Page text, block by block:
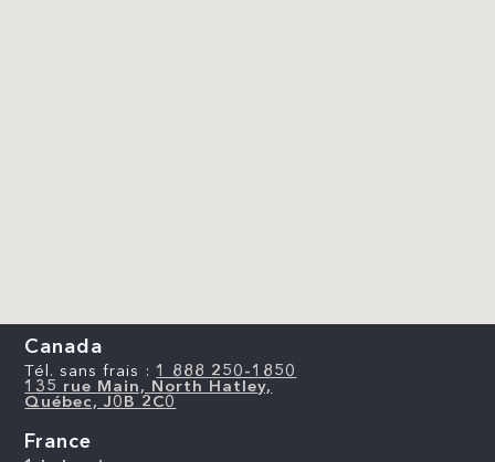
Canada
Tél. sans frais : 1 888 250-1850
135 rue Main, North Hatley,
Québec, J0B 2C0
France